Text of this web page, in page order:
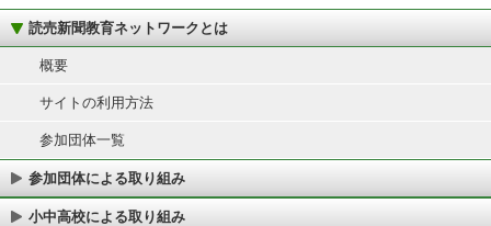
読売新聞教育ネットワークとは
概要
サイトの利用方法
参加団体一覧
参加団体による取り組み
小中高校による取り組み